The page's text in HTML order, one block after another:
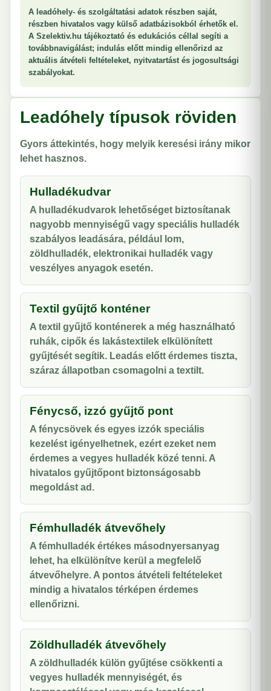
A leadóhely- és szolgáltatási adatok részben saját,
részben hivatalos vagy külső adatbázisokból érhetők el.
A Szelektiv.hu tájékoztató és edukációs céllal segíti a
továbbnavigálást; indulás előtt mindig ellenőrizd az
aktuális átvételi feltételeket, nyitvatartást és jogosultsági
szabályokat.
Leadóhely típusok röviden
Gyors áttekintés, hogy melyik keresési irány mikor
lehet hasznos.
Hulladékudvar
A hulladékudvarok lehetőséget biztosítanak
nagyobb mennyiségű vagy speciális hulladék
szabályos leadására, például lom,
zöldhulladék, elektronikai hulladék vagy
veszélyes anyagok esetén.
Textil gyűjtő konténer
A textil gyűjtő konténerek a még használható
ruhák, cipők és lakástextilek elkülönített
gyűjtését segítik. Leadás előtt érdemes tiszta,
száraz állapotban csomagolni a textilt.
Fénycső, izzó gyűjtő pont
A fénycsövek és egyes izzók speciális
kezelést igényelhetnek, ezért ezeket nem
érdemes a vegyes hulladék közé tenni. A
hivatalos gyűjtőpont biztonságosabb
megoldást ad.
Fémhulladék átvevőhely
A fémhulladék értékes másodnyersanyag
lehet, ha elkülönítve kerül a megfelelő
átvevőhelyre. A pontos átvételi feltételeket
mindig a hivatalos térképen érdemes
ellenőrizni.
Zöldhulladék átvevőhely
A zöldhulladék külön gyűjtése csökkenti a
vegyes hulladék mennyiségét, és